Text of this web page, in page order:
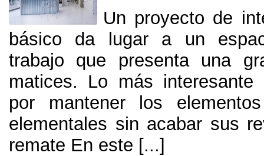
Un proyecto de
básico da lugar a un
trabajo que presenta una
matices. Lo más
por mantener los
elementales sin acabar sus
remate En este [...]